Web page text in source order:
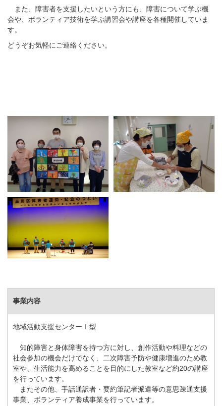
また、障害者を支援したいという方にも、障害について学ぶ機
会や、ボランティア技術を学ぶ講習会や講座を各種開催していま
す。
どうぞお気軽にご連絡ください。
事業内容
地域活動支援センターⅠ型
知的障害と身体障害を持つ方に対し、創作活動や料理などの
社会参加の機会だけでなく、二次障害予防や健康増進のため教
室や、生活能力を高めることを目的にした教室など約20の講座
を行っています。
またその他、手話通訳者・要約筆記者派遣等の意思疎通支援
事業、ボランティア養成事業を行っています。